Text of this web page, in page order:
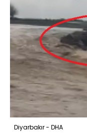
Diyarbakır - DHA